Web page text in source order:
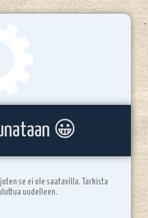
😀
se ei ole saatavilla. Tarkista
uudelleen.